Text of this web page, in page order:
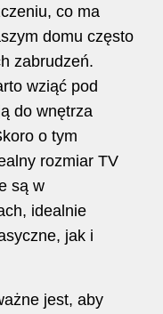
co ma
domu często
zabrudzeń.
wziąć pod
do wnętrza
o tym
rozmiar TV
są w
idealnie
jak i
jest, aby